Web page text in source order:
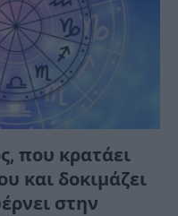
που κρατάει
και δοκιμάζει
στην